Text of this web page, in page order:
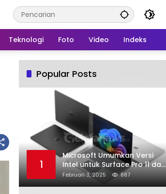
Teknologi Foto Video Indeks
Popular Posts
1
Microsoft Umumkan Versi
Intel untuk Surface Pro 11 dan
Surface Laptop 7
Februari 3, 2025 887